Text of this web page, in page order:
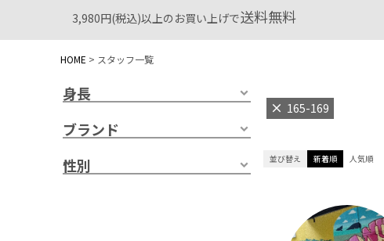
3,980円(税込)以上のお買い上げで送料無料
HOME スタッフ一覧
身長
ブランド
性別
165-169
並び替え 新着順 人気順